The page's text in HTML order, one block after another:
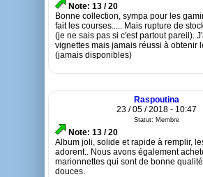
Note: 13 / 20
Bonne collection, sympa pour les
fait les courses..... Mais rupture de
(je ne sais pas si c'est partout pareil).
vignettes mais jamais réussi à obtenir
(jamais disponibles)
Raspoutina
23 / 05 / 2018 - 10:47
Statut: Membre
Note: 13 / 20
Album joli, solide et rapide à remplir,
adorent.. Nous avons également
marionnettes qui sont de bonne
douces.